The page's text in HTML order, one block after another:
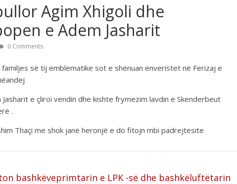
Agim Xhigoli dhe
e Adem Jasharit
0 Comments
së tij emblematike sot e shënuan enveristet në Ferizaj e
e çliroi vendin dhe kishte frymezim lavdin e Skenderbeut
.
Thaçi me shok janë heronjë e do fitojn mbi padrejtesite
bashkëveprimtarin e LPK -së dhe bashkëluftëtarin